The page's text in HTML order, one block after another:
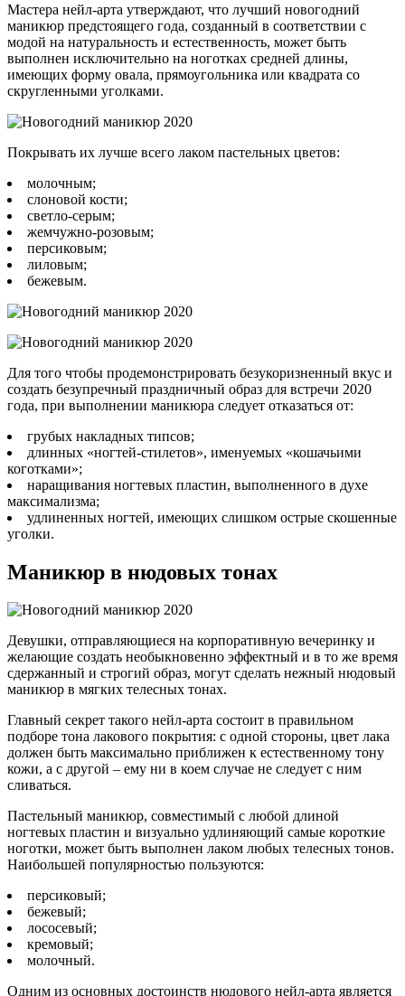
Мастера нейл-арта утверждают, что лучший новогодний
маникюр предстоящего года, созданный в соответствии с
модой на натуральность и естественность, может быть
выполнен исключительно на ноготках средней длины,
имеющих форму овала, прямоугольника или квадрата со
скругленными уголками.
Покрывать их лучше всего лаком пастельных цветов:
молочным;
слоновой кости;
светло-серым;
жемчужно-розовым;
персиковым;
лиловым;
бежевым.
Для того чтобы продемонстрировать безукоризненный вкус и
создать безупречный праздничный образ для встречи 2020
года, при выполнении маникюра следует отказаться от:
грубых накладных типсов;
длинных «ногтей-стилетов», именуемых «кошачьими
коготками»;
наращивания ногтевых пластин, выполненного в духе
максимализма;
удлиненных ногтей, имеющих слишком острые скошенные
уголки.
Маникюр в нюдовых тонах
Девушки, отправляющиеся на корпоративную вечеринку и
желающие создать необыкновенно эффектный и в то же время
сдержанный и строгий образ, могут сделать нежный нюдовый
маникюр в мягких телесных тонах.
Главный секрет такого нейл-арта состоит в правильном
подборе тона лакового покрытия: с одной стороны, цвет лака
должен быть максимально приближен к естественному тону
кожи, а с другой – ему ни в коем случае не следует с ним
сливаться.
Пастельный маникюр, совместимый с любой длиной
ногтевых пластин и визуально удлиняющий самые короткие
ноготки, может быть выполнен лаком любых телесных тонов.
Наибольшей популярностью пользуются:
персиковый;
бежевый;
лососевый;
кремовый;
молочный.
Одним из основных достоинств нюдового нейл-арта является